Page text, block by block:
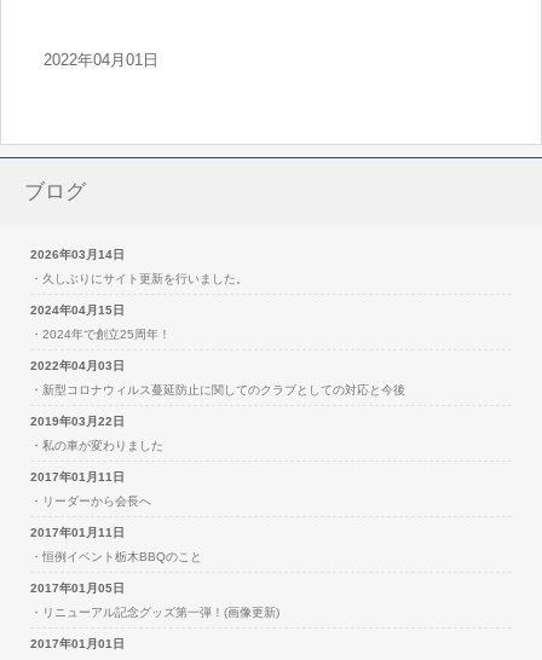
2022年04月01日
ブログ
2026年03月14日
・久しぶりにサイト更新を行いました。
2024年04月15日
・2024年で創立25周年！
2022年04月03日
・新型コロナウィルス蔓延防止に関してのクラブとしての対応と今後
2019年03月22日
・私の車が変わりました
2017年01月11日
・リーダーから会長へ
2017年01月11日
・恒例イベント栃木BBQのこと
2017年01月05日
・リニューアル記念グッズ第一弾！(画像更新)
2017年01月01日